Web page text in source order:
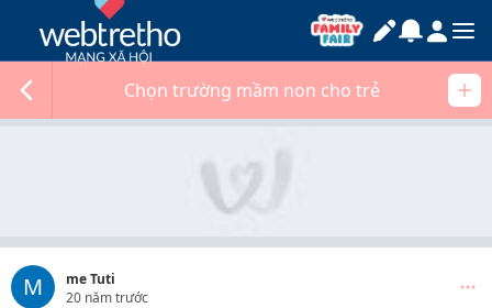
Chọn trường mầm non cho trẻ
M
me Tuti
20 năm trước